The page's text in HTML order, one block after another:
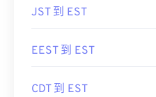
JST 到 EST
EEST 到 EST
CDT 到 EST